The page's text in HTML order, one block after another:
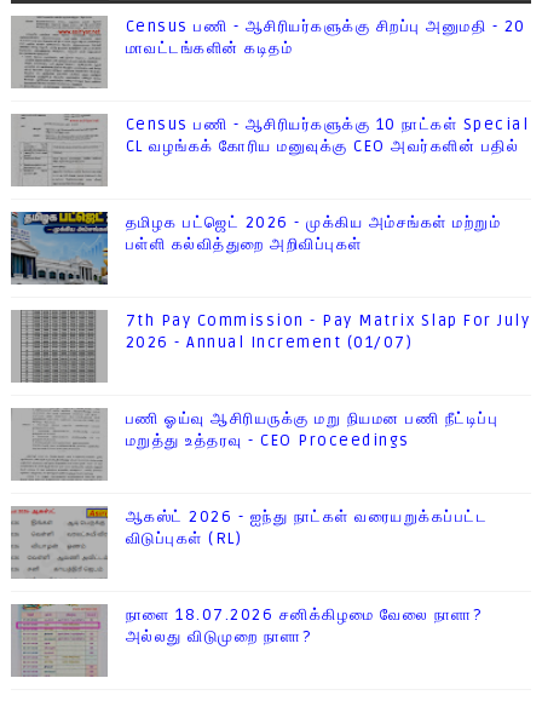
Census பணி - ஆசிரியர்களுக்கு சிறப்பு அனுமதி - 20
மாவட்டங்களின் கடிதம்
Census பணி - ஆசிரியர்களுக்கு 10 நாட்கள் Special
CL வழங்கக் கோரிய மனுவுக்கு CEO அவர்களின் பதில்
தமிழக பட்ஜெட் 2026 - முக்கிய அம்சங்கள் மற்றும்
பள்ளி கல்வித்துறை அறிவிப்புகள்
7th Pay Commission - Pay Matrix Slap For July
2026 - Annual Increment (01/07)
பணி ஓய்வு ஆசிரியருக்கு மறு நியமன பணி நீட்டிப்பு
மறுத்து உத்தரவு - CEO Proceedings
ஆகஸ்ட் 2026 - ஐந்து நாட்கள் வரையறுக்கப்பட்ட
விடுப்புகள் (RL)
நாளை 18.07.2026 சனிக்கிழமை வேலை நாளா?
அல்லது விடுமுறை நாளா?